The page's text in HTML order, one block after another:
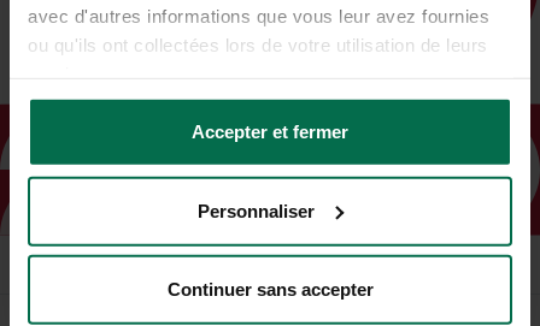
avec d'autres informations que vous leur avez fournies
ou qu'ils ont collectées lors de votre utilisation de leurs
Accepter et fermer
Personnaliser
Continuer sans accepter